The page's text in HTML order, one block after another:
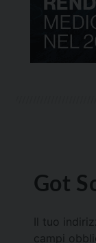
Got
Il tuo
campi